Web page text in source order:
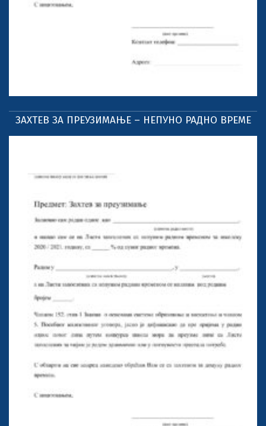
ЗАХТЕВ ЗА ПРЕУЗИМАЊЕ – НЕПУНО РАДНО ВРЕМЕ